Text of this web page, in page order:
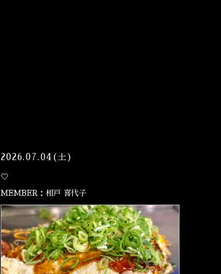
2026.07.04(土)
🤍
MEMBER：相戸 喜代子